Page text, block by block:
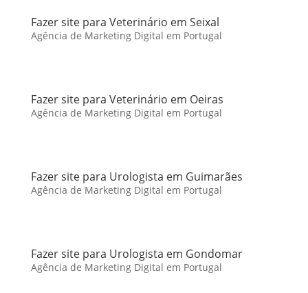
Fazer site para Veterinário em Seixal
Agência de Marketing Digital em Portugal
Fazer site para Veterinário em Oeiras
Agência de Marketing Digital em Portugal
Fazer site para Urologista em Guimarães
Agência de Marketing Digital em Portugal
Fazer site para Urologista em Gondomar
Agência de Marketing Digital em Portugal